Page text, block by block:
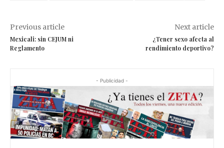
Previous article
Mexicali: sin CEJUM ni
Reglamento
Next article
¿Tener sexo afecta al
rendimiento deportivo?
- Publicidad -